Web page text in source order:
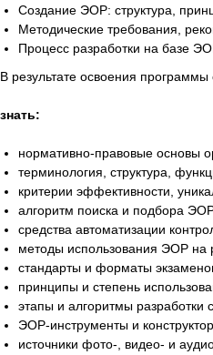
Создание ЭОР: структура,
Методические требования,
Процесс разработки на базе
В результате освоения
знать:
нормативно-правовые основы
терминология, структура,
критерии эффективности,
алгоритм поиска и подбора
средства автоматизации
методы использования ЭОР на
стандарты и форматы
принципы и степень
этапы и алгоритмы разработки
ЭОР-инструменты и
источники фото-, видео- и